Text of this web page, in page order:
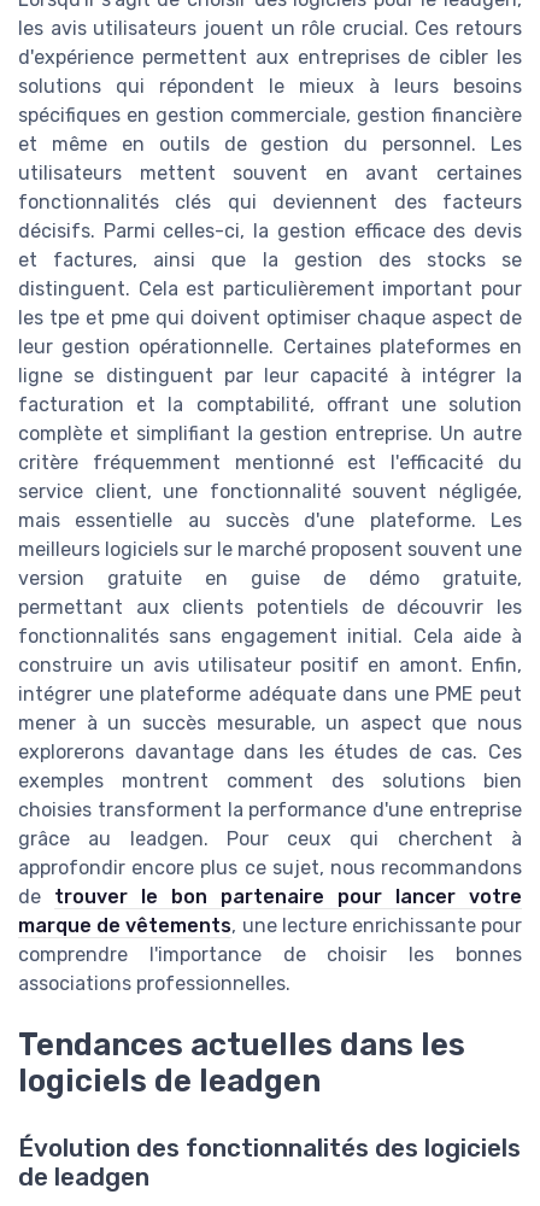
les avis utilisateurs jouent un rôle crucial. Ces retours
d'expérience permettent aux entreprises de cibler les
solutions qui répondent le mieux à leurs besoins
spécifiques en gestion commerciale, gestion financière
et même en outils de gestion du personnel. Les
utilisateurs mettent souvent en avant certaines
fonctionnalités clés qui deviennent des facteurs
décisifs. Parmi celles-ci, la gestion efficace des devis
et factures, ainsi que la gestion des stocks se
distinguent. Cela est particulièrement important pour
les tpe et pme qui doivent optimiser chaque aspect de
leur gestion opérationnelle. Certaines plateformes en
ligne se distinguent par leur capacité à intégrer la
facturation et la comptabilité, offrant une solution
complète et simplifiant la gestion entreprise. Un autre
critère fréquemment mentionné est l'efficacité du
service client, une fonctionnalité souvent négligée,
mais essentielle au succès d'une plateforme. Les
meilleurs logiciels sur le marché proposent souvent une
version gratuite en guise de démo gratuite,
permettant aux clients potentiels de découvrir les
fonctionnalités sans engagement initial. Cela aide à
construire un avis utilisateur positif en amont. Enfin,
intégrer une plateforme adéquate dans une PME peut
mener à un succès mesurable, un aspect que nous
explorerons davantage dans les études de cas. Ces
exemples montrent comment des solutions bien
choisies transforment la performance d'une entreprise
grâce au leadgen. Pour ceux qui cherchent à
approfondir encore plus ce sujet, nous recommandons
de trouver le bon partenaire pour lancer votre
marque de vêtements, une lecture enrichissante pour
comprendre l'importance de choisir les bonnes
associations professionnelles.
Tendances actuelles dans les
logiciels de leadgen
Évolution des fonctionnalités des logiciels
de leadgen